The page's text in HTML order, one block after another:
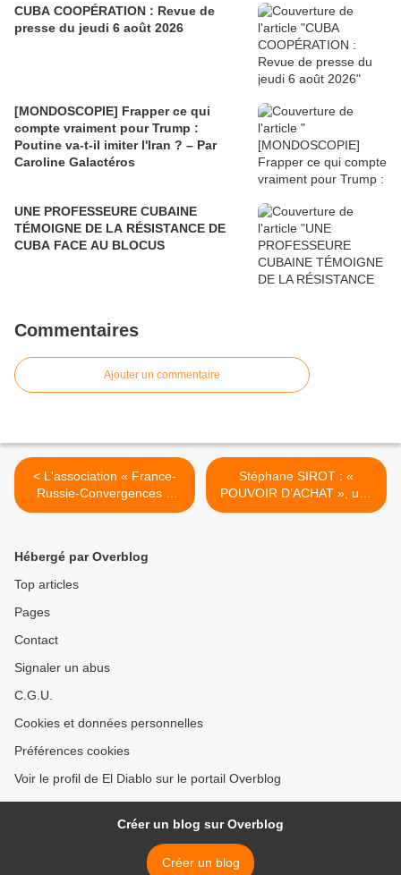
CUBA COOPÉRATION : Revue de
presse du jeudi 6 août 2026
[MONDOSCOPIE] Frapper ce qui
compte vraiment pour Trump :
Poutine va-t-il imiter l'Iran ? – Par
Caroline Galactéros
UNE PROFESSEURE CUBAINE
TÉMOIGNE DE LA RÉSISTANCE DE
CUBA FACE AU BLOCUS
Commentaires
Ajouter un commentaire
< L'association « France-
Russie-Convergences »
organise une manifestation
Stéphane SIROT : «
POUVOIR D’ACHAT », une
notion piège >
Hébergé par Overblog
Top articles
Pages
Contact
Signaler un abus
C.G.U.
Cookies et données personnelles
Préférences cookies
Voir le profil de El Diablo sur le portail Overblog
Créer un blog sur Overblog
Créer un blog